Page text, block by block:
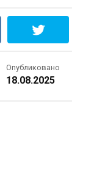
Опубликовано
18.08.2025